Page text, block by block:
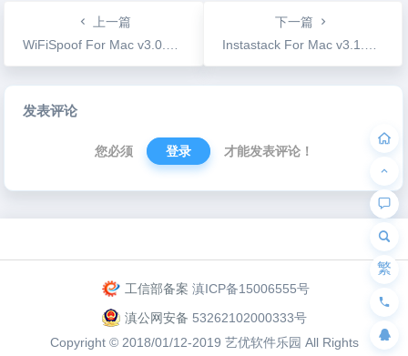
上一篇
WiFiSpoof For Mac v3.0.2 网卡Mac地址修改工具
下一篇
Instastack For Mac v3.1.3 最优雅的方式在macOS上使用Instagram
发表评论
您必须 登录 才能发表评论！
工信部备案 滇ICP备15006555号
滇公网安备 53262102000333号
Copyright © 2018/01/12-2019 艺优软件乐园 All Rights
繁